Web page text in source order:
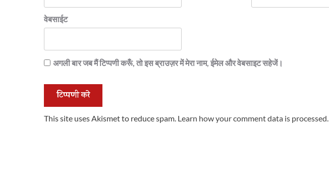
वेबसाईट
अगली बार जब मैं टिप्पणी करूँ, तो इस ब्राउज़र में मेरा नाम, ईमेल और वेबसाइट सहेजें।
This site uses Akismet to reduce spam. Learn how your comment data is processed.